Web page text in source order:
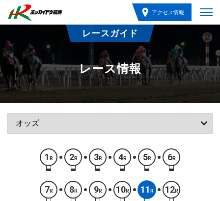
アクセス情報
レースガイド
レース情報
1 R 2R 3R 4R 5R 6R
7 R 8R 9R 10R 11 R 12R